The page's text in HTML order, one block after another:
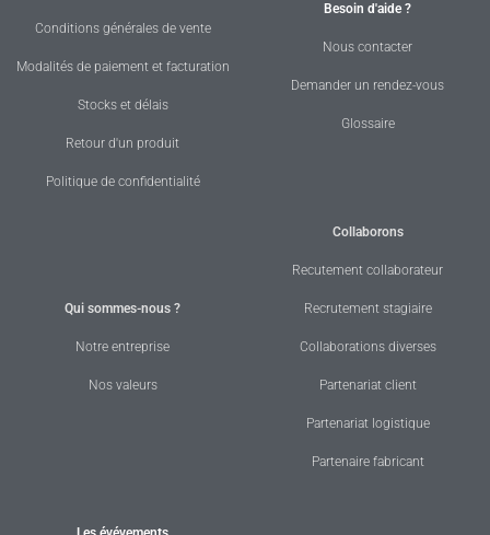
Conditions générales de vente
Modalités de paiement et facturation
Stocks et délais
Retour d'un produit
Politique de confidentialité
Besoin d'aide ?
Nous contacter
Demander un rendez-vous
Glossaire
Qui sommes-nous ?
Notre entreprise
Nos valeurs
Collaborons
Recutement collaborateur
Recrutement stagiaire
Collaborations diverses
Partenariat client
Partenariat logistique
Partenaire fabricant